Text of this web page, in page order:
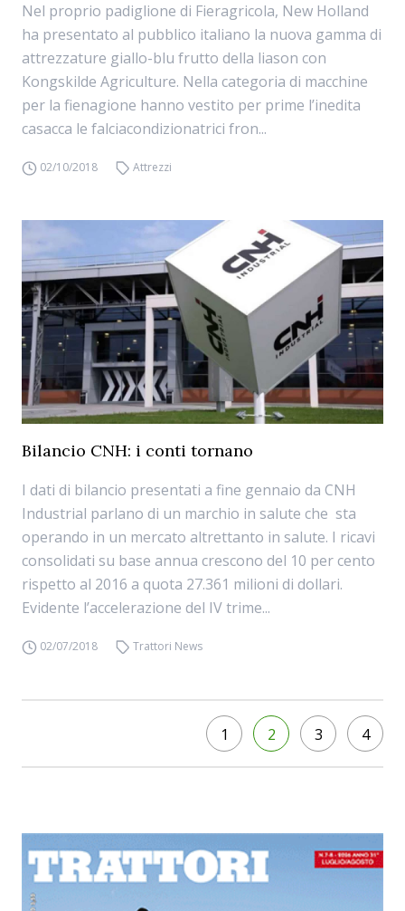
Nel proprio padiglione di Fieragricola, New Holland
ha presentato al pubblico italiano la nuova gamma di
attrezzature giallo-blu frutto della liason con
Kongskilde Agriculture. Nella categoria di macchine
per la fienagione hanno vestito per prime l’inedita
casacca le falciacondizionatrici fron...
02/10/2018 Attrezzi
Bilancio CNH: i conti tornano
I dati di bilancio presentati a fine gennaio da CNH
Industrial parlano di un marchio in salute che sta
operando in un mercato altrettanto in salute. I ricavi
consolidati su base annua crescono del 10 per cento
rispetto al 2016 a quota 27.361 milioni di dollari.
Evidente l’accelerazione del IV trime...
02/07/2018 Trattori News
1 2 3 4